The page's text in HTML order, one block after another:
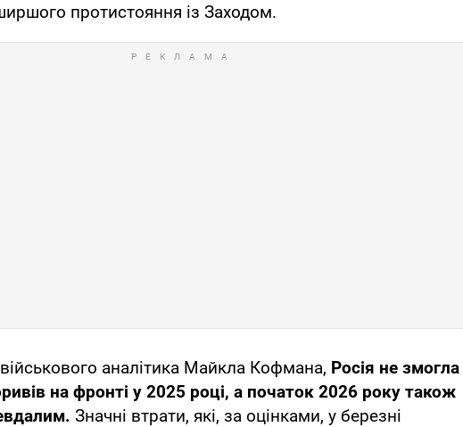
протистояння із Заходом.
аналітика Майкла Кофмана, Росія не змогла
на фронті у 2025 році, а початок 2026 року також
Значні втрати, які, за оцінками, у березні